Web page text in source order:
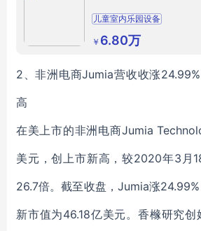
儿童室内乐园设备
儿童室内乐园设备时光飞行
儿童室内乐园设备供应商报价
￥ 6.80万
2、非洲电商Jumia营收收涨
高
在美上市的非洲电商Jumia
美元，创上市新高，较2020年3月
26.7倍。截至收盘，Jumia涨
新市值为46.18亿美元。香橼研究